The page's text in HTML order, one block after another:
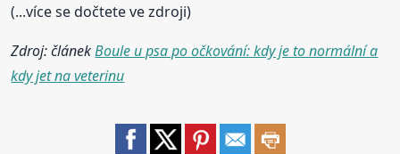
(...více se dočtete ve zdroji)
Zdroj: článekBoule u psa po očkování: kdy je to normální a
kdy jet na veterinu